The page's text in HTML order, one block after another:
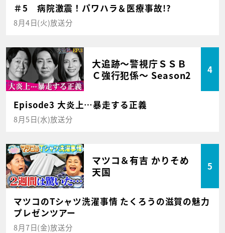
＃5 病院激震！パワハラ＆医療事故!?
8月4日(火)放送分
大追跡～警視庁ＳＳＢ
Ｃ強行犯係～ Season2
4
Episode3 大炎上…暴走する正義
8月5日(水)放送分
マツコ＆有吉 かりそめ
天国
5
マツコのTシャツ洗濯事情 たくろうの滋賀の魅力
プレゼンツアー
8月7日(金)放送分